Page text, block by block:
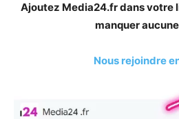
Ajoutez Media24.fr dans votre
manquer
Nous rejoindre